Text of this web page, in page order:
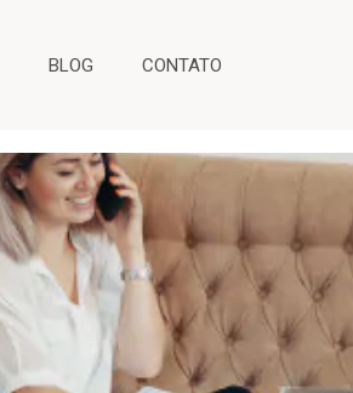
BLOG CONTATO